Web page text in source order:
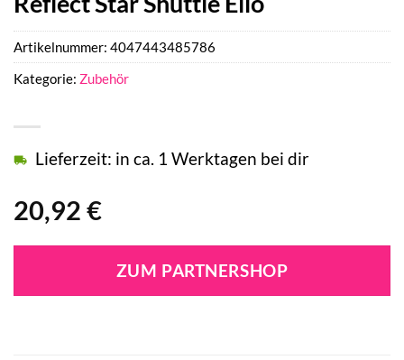
20,92 €
Lieferzeit: in ca. 1 Werktagen bei dir
ZUM PARTNERSHOP
Artikelnummer: 4047443485786
Kategorie: Zubehör